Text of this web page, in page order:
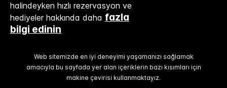
halindeyken hızlı rezervasyon ve
hediyeler hakkında daha fazla
bilgi edinin
Web sitemizde en iyi deneyimi yaşamanızı sağlamak
amacıyla bu sayfada yer alan içeriklerin bazı kısımları için
makine çevirisi kullanmaktayız.